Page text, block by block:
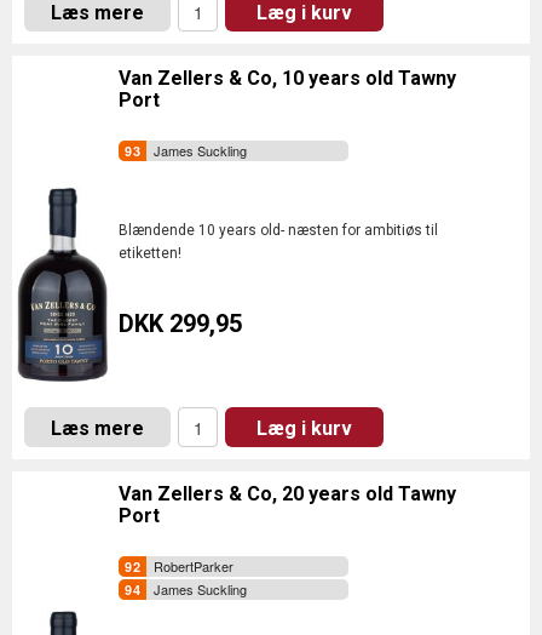
Læs mere Læg i kurv
Van Zellers & Co, 10 years old Tawny
Port
James Suckling
Blændende 10 years old- næsten for ambitiøs til
etiketten!
DKK 299,95
Læs mere Læg i kurv
Van Zellers & Co, 20 years old Tawny
Port
RobertParker
James Suckling